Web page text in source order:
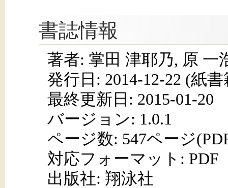
書誌情報
著者: 掌田 津耶乃, 原 一
発行日: 2014-12-22 (紙書
最終更新日: 2015-01-20
バージョン: 1.0.1
ページ数: 547ページ
対応フォーマット: PDF
出版社: 翔泳社